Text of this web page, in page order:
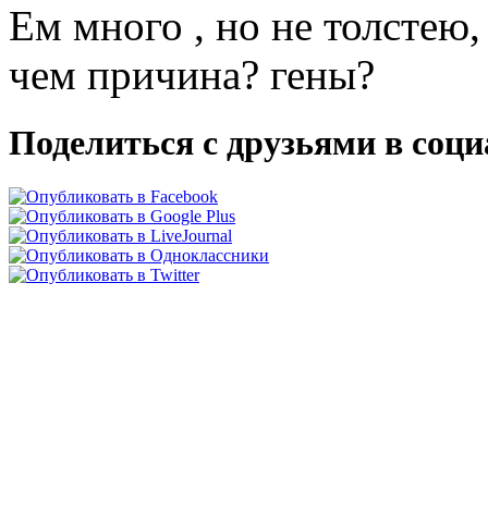
Ем много , но не толстею,
чем причина? гены?
Поделиться с друзьями в